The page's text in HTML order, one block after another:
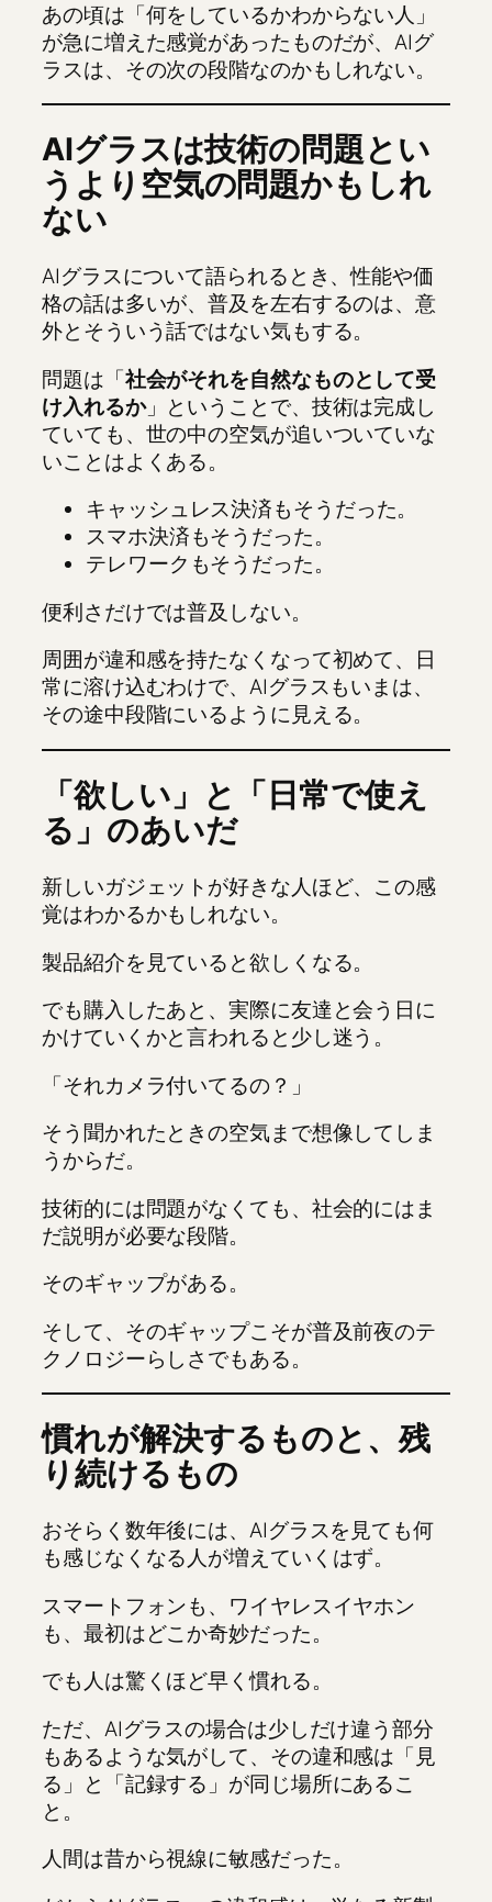
あの頃は「何をしているかわからない人」
が急に増えた感覚があったものだが、AIグ
ラスは、その次の段階なのかもしれない。
AIグラスは技術の問題とい
うより空気の問題かもしれ
ない
AIグラスについて語られるとき、性能や価
格の話は多いが、普及を左右するのは、意
外とそういう話ではない気もする。
問題は「社会がそれを自然なものとして受
け入れるか」ということで、技術は完成し
ていても、世の中の空気が追いついていな
いことはよくある。
キャッシュレス決済もそうだった。
スマホ決済もそうだった。
テレワークもそうだった。
便利さだけでは普及しない。
周囲が違和感を持たなくなって初めて、日
常に溶け込むわけで、AIグラスもいまは、
その途中段階にいるように見える。
「欲しい」と「日常で使え
る」のあいだ
新しいガジェットが好きな人ほど、この感
覚はわかるかもしれない。
製品紹介を見ていると欲しくなる。
でも購入したあと、実際に友達と会う日に
かけていくかと言われると少し迷う。
「それカメラ付いてるの？」
そう聞かれたときの空気まで想像してしま
うからだ。
技術的には問題がなくても、社会的にはま
だ説明が必要な段階。
そのギャップがある。
そして、そのギャップこそが普及前夜のテ
クノロジーらしさでもある。
慣れが解決するものと、残
り続けるもの
おそらく数年後には、AIグラスを見ても何
も感じなくなる人が増えていくはず。
スマートフォンも、ワイヤレスイヤホン
も、最初はどこか奇妙だった。
でも人は驚くほど早く慣れる。
ただ、AIグラスの場合は少しだけ違う部分
もあるような気がして、その違和感は「見
る」と「記録する」が同じ場所にあるこ
と。
人間は昔から視線に敏感だった。